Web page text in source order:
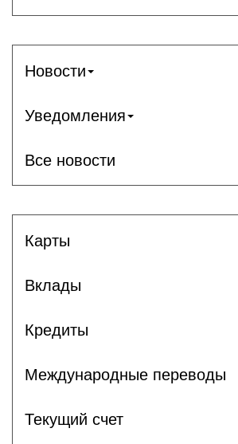
Новости
Уведомления
Все новости
Карты
Вклады
Кредиты
Международные переводы
Текущий счет